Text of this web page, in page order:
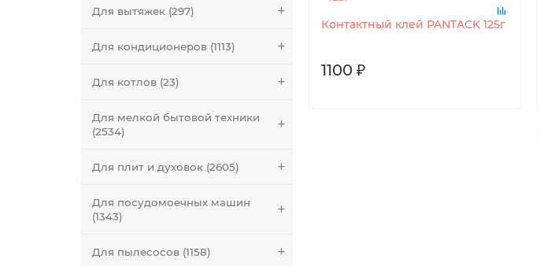
Для вытяжек (297)
Для кондиционеров (1113)
Для котлов (23)
Для мелкой бытовой техники
(2534)
Для плит и духовок (2605)
Для посудомоечных машин
(1343)
Для пылесосов (1158)
Контактный клей PANTACK 125г
1100 ₽